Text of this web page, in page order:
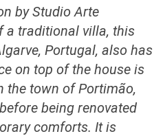
by Studio Arte
a traditional villa, this
Portugal, also has
on top of the house is
the town of Portimão,
being renovated
comforts. It is